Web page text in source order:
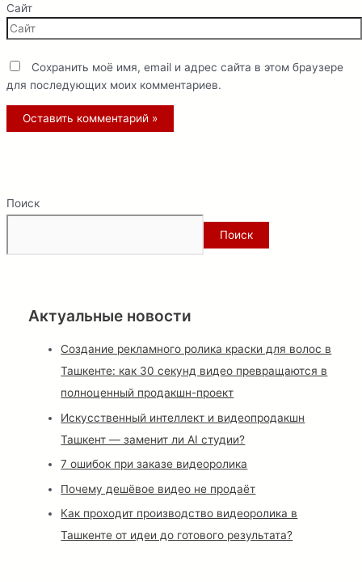
Сайт
Сохранить моё имя, email и адрес сайта в этом браузере
для последующих моих комментариев.
Поиск
Поиск
Актуальные новости
Создание рекламного ролика краски для волос в
Ташкенте: как 30 секунд видео превращаются в
полноценный продакшн-проект
Искусственный интеллект и видеопродакшн
Ташкент — заменит ли AI студии?
7 ошибок при заказе видеоролика
Почему дешёвое видео не продаёт
Как проходит производство видеоролика в
Ташкенте от идеи до готового результата?